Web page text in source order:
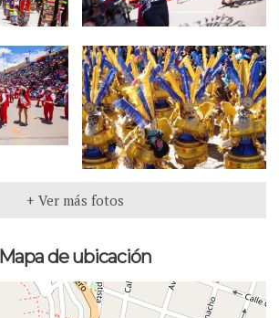
+ Ver más fotos
Mapa de ubicación